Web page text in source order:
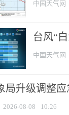
中国天气网
台风“
中国天气网
局升级调整
2026-08-08 10:26